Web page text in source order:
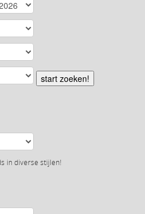
start zoeken!
in diverse stijlen!